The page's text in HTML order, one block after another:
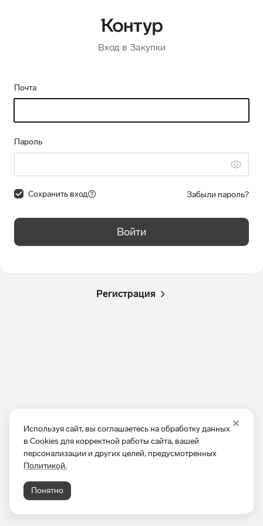
Используя сайт, вы соглашаетесь на обработку данных
в Cookies для корректной работы сайта, вашей
персонализации и других целей, предусмотренных
Политикой.
Понятно
Вход в Закупки
Почта
Пароль
Сохранить вход Забыли пароль?
Войти
Регистрация